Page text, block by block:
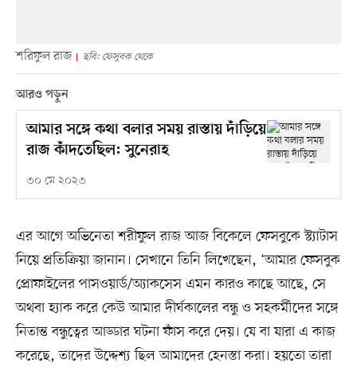
শরিফুল রাজ ছবি: ফেসুবক থেকে
আরও পড়ুন
আমার সঙ্গে কথা বলার সময় রাস্তায় দাঁড়িয়ে
রাজ কাঁদতেছিল: সুনেরাহ
৩০ মে ২০২৩
এর আগে অভিনেতা শরীফুল রাজ আজ বিকেলে ফেসবুকে স্ট্যাটাস
নিয়ে প্রতিক্রিয়া জানান। সেখানে তিনি লিখেছেন, ‘আমার ফেসবুক
প্রোফাইলের পাসওয়ার্ড/অ্যাকসেস এমন কারও কাছে আছে, সে
অথবা হ্যাক করে কেউ আমার দীর্ঘকালের বন্ধু ও সহকর্মীদের সঙ্গে
নিতান্ত বন্ধুত্বের আড্ডার ঘটনা ফাঁস করে দেয়। যে বা যারা এ কাজ
করেছে, তাদের উদ্দেশ্য ছিল আমাদের হেনস্তা করা। হয়তো তারা